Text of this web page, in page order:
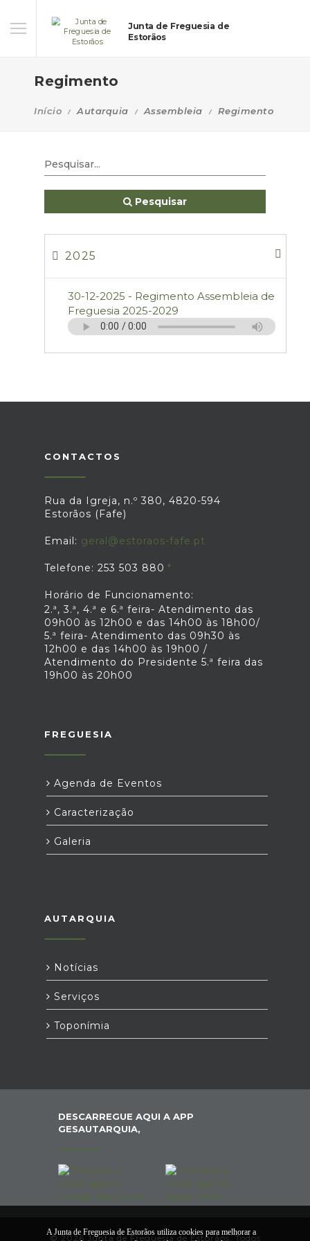
Junta de Freguesia de
Estorãos
Regimento
Início Autarquia Assembleia Regimento
Pesquisar
2025
30-12-2025 - Regimento Assembleia de
Freguesia 2025-2029
CONTACTOS
Rua da Igreja, n.º 380, 4820-594
Estorãos (Fafe)
Email: geral@estoraos-fafe.pt
Telefone: 253 503 880
Horário de Funcionamento:
2.ª, 3.ª, 4.ª e 6.ª feira- Atendimento das
09h00 às 12h00 e das 14h00 às 18h00/
5.ª feira- Atendimento das 09h30 às
12h00 e das 14h00 às 19h00 /
Atendimento do Presidente 5.ª feira das
19h00 às 20h00
FREGUESIA
Agenda de Eventos
Caracterização
Galeria
AUTARQUIA
Notícias
Serviços
Toponímia
DESCARREGUE AQUI A APP
GESAUTARQUIA,
© 2026 Junta de Freguesia de Estorãos. Todos
A Junta de Freguesia de Estorãos utiliza cookies para melhorar a